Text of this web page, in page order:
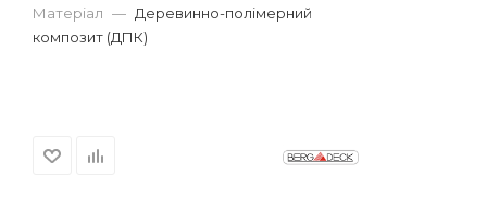
Матеріал — Деревинно-полімерний
композит (ДПК)